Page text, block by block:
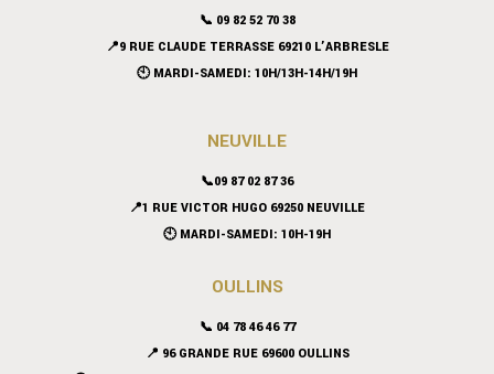
📞 09 82 52 70 38
📍9 RUE CLAUDE TERRASSE 69210 L’ARBRESLE
🕙 MARDI-SAMEDI: 10H/13H-14H/19H
NEUVILLE
📞09 87 02 87 36
📍1 RUE VICTOR HUGO 69250 NEUVILLE
🕙 MARDI-SAMEDI: 10H-19H
OULLINS
📞 04 78 46 46 77
📍 96 GRANDE RUE 69600 OULLINS